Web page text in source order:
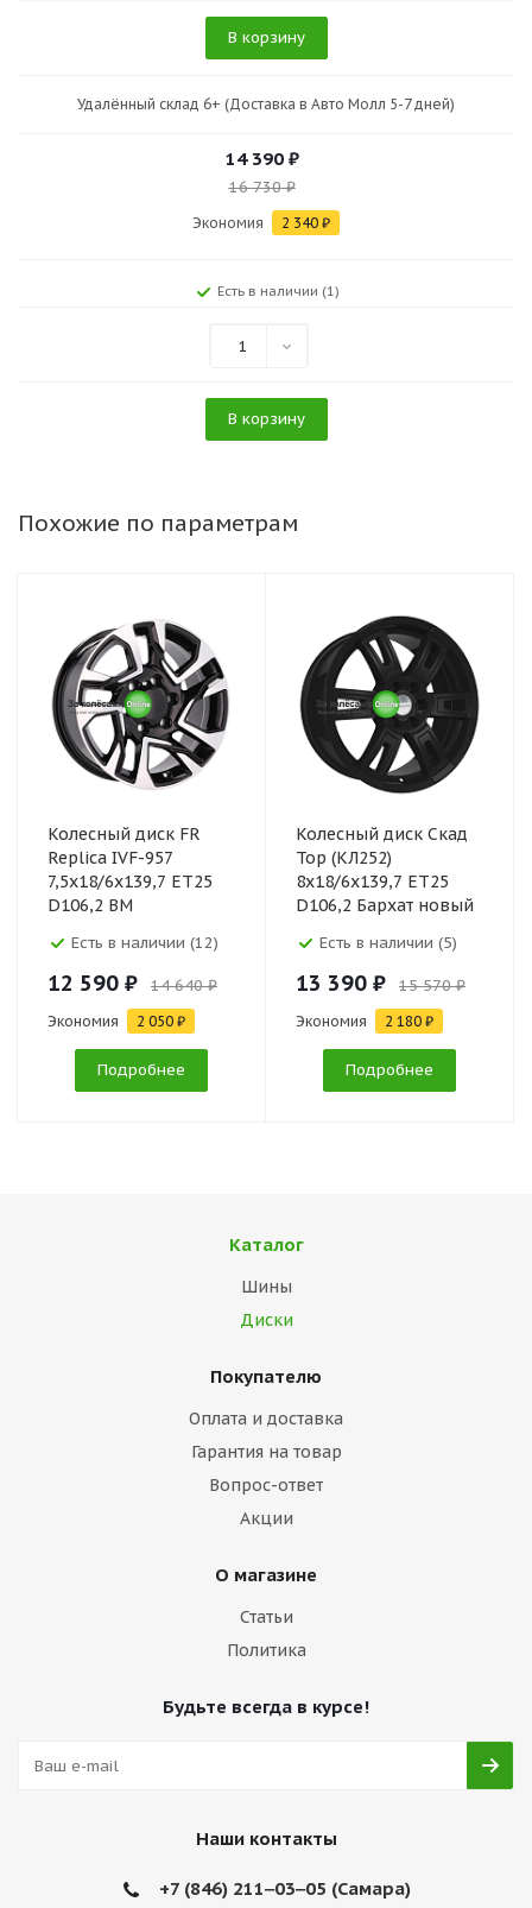
В корзину
Удалённый склад 6+ (Доставка в Авто Молл 5-7 дней)
14 390₽
16 730₽
Экономия 2 340 ₽
Есть в наличии (1)
1
В корзину
Похожие по параметрам
Колесный диск FR
Replica IVF-957
7,5x18/6x139,7 ET25
D106,2 BM
Есть в наличии (12)
12 590 ₽ 14 640 ₽
Экономия 2 050 ₽
Подробнее
Колесный диск Скад
Тор (КЛ252)
8x18/6x139,7 ET25
D106,2 Бархат новый
Есть в наличии (5)
13 390 ₽ 15 570 ₽
Экономия 2 180 ₽
Подробнее
Каталог
Шины
Диски
Покупателю
Оплата и доставка
Гарантия на товар
Вопрос-ответ
Акции
О магазине
Статьи
Политика
Будьте всегда в курсе!
Наши контакты
+7 (846) 211‒03‒05 (Самара)